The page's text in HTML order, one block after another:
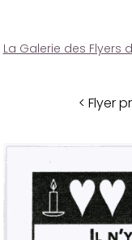
La Galerie des Flyers
< Flyer